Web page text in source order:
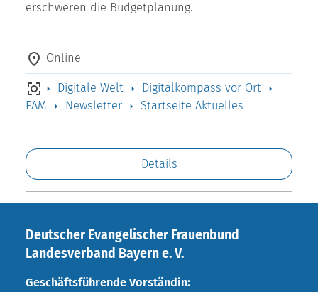
erschweren die Budgetplanung.
Online
Digitale Welt
Digitalkompass vor Ort
EAM
Newsletter Startseite Aktuelles
Details
Deutscher Evangelischer Frauenbund
Landesverband Bayern e. V.
Geschäftsführende Vorständin: